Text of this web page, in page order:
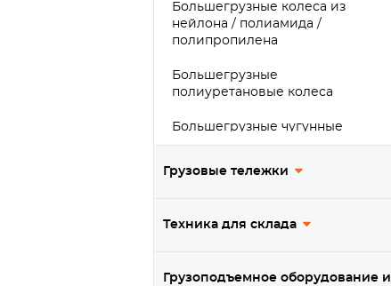
Большегрузные колеса из
нейлона / полиамида /
полипропилена
Большегрузные
полиуретановые колеса
Большегрузные чугунные
колеса
Большегрузные обрезиненные
Сверхбольшегрузные колеса
Грузовые тележки
Техника для склада
Грузоподъемное оборудование и